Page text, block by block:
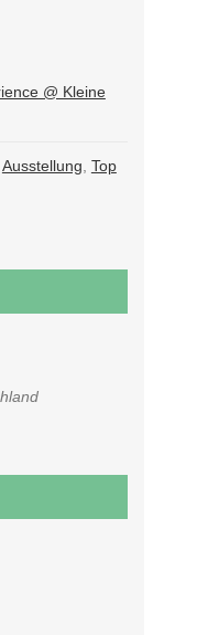
@ Kleine
Ausstellung Top